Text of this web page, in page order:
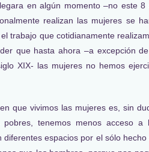
en algún momento –no este 8
realizan las mujeres se
trabajo que cotidianamente
que hasta ahora –a excepción
XIX- las mujeres no hemos
que vivimos las mujeres es, sin
tenemos menos acceso a
espacios por el sólo hecho